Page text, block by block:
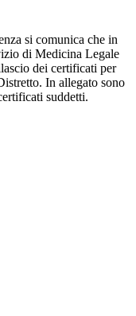
si comunica che in
di Medicina Legale
dei certificati per
In allegato sono
suddetti.